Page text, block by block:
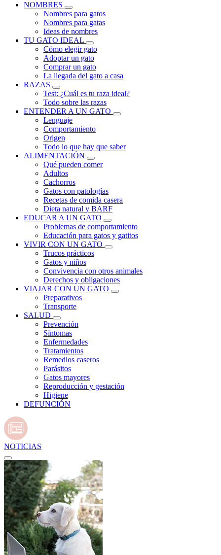
NOMBRES
Nombres para gatos
Nombres para gatas
Ideas de nombres
TU GATO IDEAL
Cómo elegir gato
Adoptar un gato
Comprar un gato
La llegada del gato a casa
RAZAS
Test: ¿Cuál es tu raza ideal?
Todo sobre las razas
ENTENDER A UN GATO
Lenguaje
Comportamiento
Origen
Todo lo que hay que saber
ALIMENTACIÓN
Qué pueden comer
Adultos
Cachorros
Gatos con patologías
Recetas de comida casera
Dieta natural y BARF
EDUCAR A UN GATO
Problemas de comportamiento
Educación para gatos y gatitos
VIVIR CON UN GATO
Trucos prácticos
Gatos y niños
Convivencia con otros animales
Derechos y obligaciones
VIAJAR CON UN GATO
Preparativos
Transporte
SALUD
Prevención
Síntomas
Enfermedades
Tratamientos
Remedios caseros
Parásitos
Gatos mayores
Reproducción y gestación
Higiene
DEFUNCIÓN
NOTICIAS